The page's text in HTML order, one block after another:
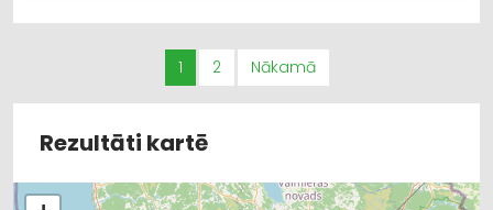
1 2 Nākamā
Rezultāti kartē